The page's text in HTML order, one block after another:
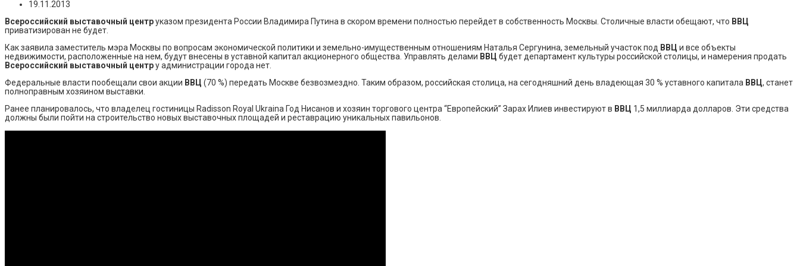
19.11.2013
Всероссийский выставочный центруказом президента России Владимира Путина в скором времени полностью перейдет в собственность Москвы. Столичные власти обещают, что ВВЦ
приватизирован не будет.
Как заявила заместитель мэра Москвы по вопросам экономической политики и земельно-имущественным отношениям Наталья Сергунина, земельный участок под ВВЦ и все объекты
недвижимости, расположенные на нем, будут внесены в уставной капитал акционерного общества. Управлять делами ВВЦ будет департамент культуры российской столицы, и намерения продать
Всероссийский выставочный центру администрации города нет.
Федеральные власти пообещали свои акции ВВЦ (70 %) передать Москве безвозмездно. Таким образом, российская столица, на сегодняшний день владеющая 30 % уставного капитала ВВЦ, станет
полноправным хозяином выставки.
Ранее планировалось, что владелец гостиницы Radisson Royal Ukraina Год Нисанов и хозяин торгового центра “Европейский” Зарах Илиев инвестируют в ВВЦ 1,5 миллиарда долларов. Эти средства
должны были пойти на строительство новых выставочных площадей и реставрацию уникальных павильонов.